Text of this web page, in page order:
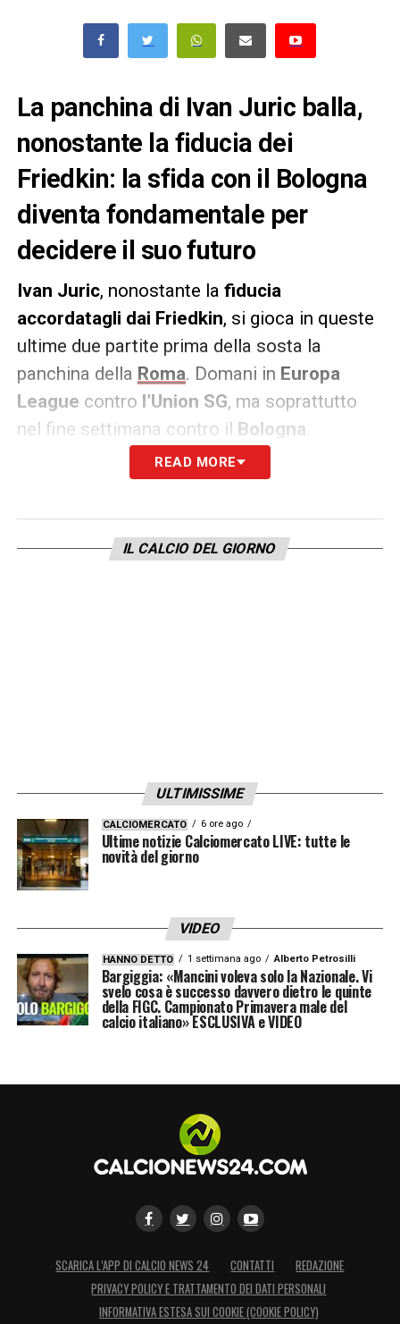
La panchina di Ivan Juric balla,
nonostante la fiducia dei
Friedkin: la sfida con il Bologna
diventa fondamentale per
decidere il suo futuro
Ivan Juric, nonostante la fiducia
accordatagli dai Friedkin, si gioca in queste
ultime due partite prima della sosta la
panchina della Roma. Domani in Europa
League contro l’Union SG, ma soprattutto
nel fine settimana contro il Bologna
Come riportato da la Gazzetta dello Sport, in
del trittico di sfideNapoli-Tottenham-
LA PLAYLIST DELLE NOSTRE TOP NEWS
READ MORE
IL CALCIO DEL GIORNO
ULTIMISSIME
CALCIOMERCATO 6 ore ago
Ultime notizie Calciomercato LIVE: tutte le
novità del giorno
VIDEO
HANNO DETTO 1 settimana ago Alberto Petrosilli
Bargiggia: «Mancini voleva solo la Nazionale. Vi
svelo cosa è successo davvero dietro le quinte
della FIGC. Campionato Primavera male del
calcio italiano» ESCLUSIVA e VIDEO
SCARICA L’APP DI CALCIO NEWS 24 CONTATTI
REDAZIONE
PRIVACY POLICY E TRATTAMENTO DEI DATI PERSONALI
INFORMATIVA ESTESA SUI COOKIE (COOKIE POLICY)